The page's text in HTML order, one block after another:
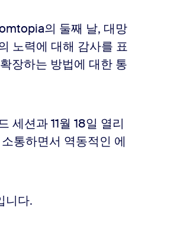
의 둘째 날, 대망
노력에 대해 감사를 표
장하는 방법에 대한 통
세션과 11월 18일 열리
통하면서 역동적인 에
니다.